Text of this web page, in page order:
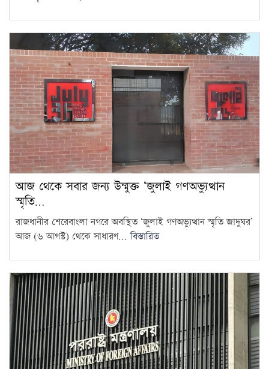
আজ থেকে সবার জন্য উন্মুক্ত ‘জুলাই গণঅভ্যুত্থান
স্মৃতি…
রাজধানীর শেরেবাংলা নগরে অবস্থিত ‘জুলাই গণঅভ্যুত্থান স্মৃতি জাদুঘর’
আজ (৬ আগস্ট) থেকে সাধারণ...বিস্তারিত